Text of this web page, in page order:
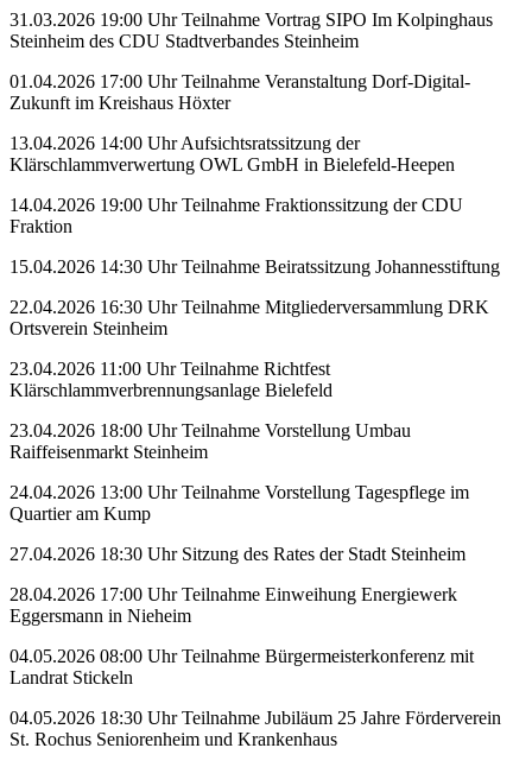
31.03.2026 19:00 Uhr Teilnahme Vortrag SIPO Im Kolpinghaus
Steinheim des CDU Stadtverbandes Steinheim
01.04.2026 17:00 Uhr Teilnahme Veranstaltung Dorf-Digital-
Zukunft im Kreishaus Höxter
13.04.2026 14:00 Uhr Aufsichtsratssitzung der
Klärschlammverwertung OWL GmbH in Bielefeld-Heepen
14.04.2026 19:00 Uhr Teilnahme Fraktionssitzung der CDU
Fraktion
15.04.2026 14:30 Uhr Teilnahme Beiratssitzung Johannesstiftung
22.04.2026 16:30 Uhr Teilnahme Mitgliederversammlung DRK
Ortsverein Steinheim
23.04.2026 11:00 Uhr Teilnahme Richtfest
Klärschlammverbrennungsanlage Bielefeld
23.04.2026 18:00 Uhr Teilnahme Vorstellung Umbau
Raiffeisenmarkt Steinheim
24.04.2026 13:00 Uhr Teilnahme Vorstellung Tagespflege im
Quartier am Kump
27.04.2026 18:30 Uhr Sitzung des Rates der Stadt Steinheim
28.04.2026 17:00 Uhr Teilnahme Einweihung Energiewerk
Eggersmann in Nieheim
04.05.2026 08:00 Uhr Teilnahme Bürgermeisterkonferenz mit
Landrat Stickeln
04.05.2026 18:30 Uhr Teilnahme Jubiläum 25 Jahre Förderverein
St. Rochus Seniorenheim und Krankenhaus